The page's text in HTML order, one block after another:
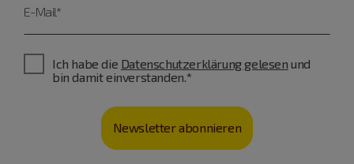
E-Mail*
Ich habe die Datenschutzerklärung gelesen und
bin damit einverstanden.*
Newsletter abonnieren